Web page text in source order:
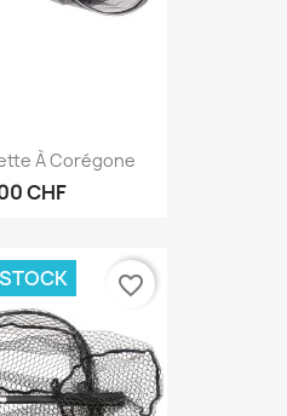
À Corégone
CHF
favorite_border